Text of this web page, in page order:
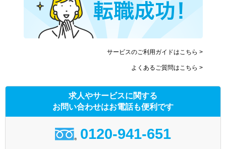
サービスのご利用ガイドはこちら >
よくあるご質問はこちら >
求人やサービスに関する
お問い合わせはお電話も便利です
0120-941-651